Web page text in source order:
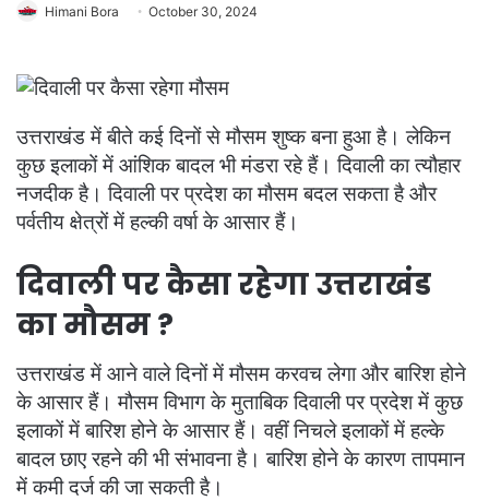
Himani Bora October 30, 2024
उत्तराखंड में बीते कई दिनों से मौसम शुष्क बना हुआ है। लेकिन
कुछ इलाकों में आंशिक बादल भी मंडरा रहे हैं। दिवाली का त्यौहार
नजदीक है। दिवाली पर प्रदेश का मौसम बदल सकता है और
पर्वतीय क्षेत्रों में हल्की वर्षा के आसार हैं।
दिवाली पर कैसा रहेगा उत्तराखंड
का मौसम ?
उत्तराखंड में आने वाले दिनों में मौसम करवच लेगा और बारिश होने
के आसार हैं। मौसम विभाग के मुताबिक दिवाली पर प्रदेश में कुछ
इलाकों में बारिश होने के आसार हैं। वहीं निचले इलाकों में हल्के
बादल छाए रहने की भी संभावना है। बारिश होने के कारण तापमान
में कमी दर्ज की जा सकती है।